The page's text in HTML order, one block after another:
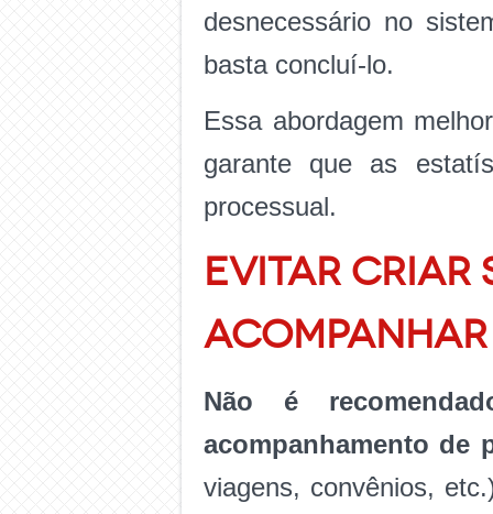
desnecessário no
basta concluí-lo.
Essa abordagem
garante que as
processual.
EVITAR CRIAR
Não é
acompanhamento de
viagens, convênios,